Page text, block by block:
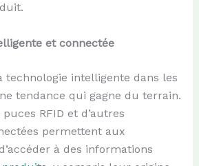
et connectée
technologie intelligente dans les
tendance qui gagne du terrain.
RFID et d’autres
permettent aux
à des informations